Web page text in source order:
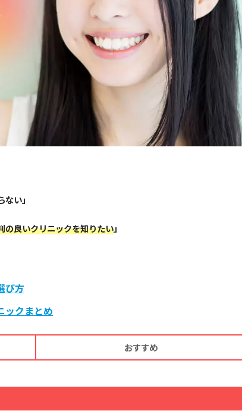
い」
の良いクリニックを知りたい」
び方
ックまとめ
おすすめ